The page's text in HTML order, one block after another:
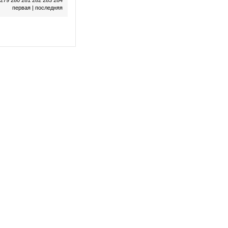
первая | последняя